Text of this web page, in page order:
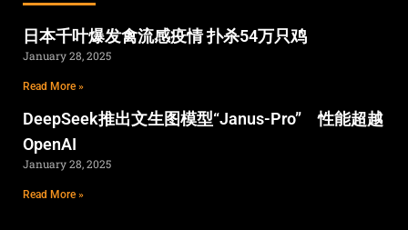
日本千叶爆发禽流感疫情 扑杀54万只鸡
January 28, 2025
Read More »
DeepSeek推出文生图模型“Janus-Pro” 性能超越
OpenAI
January 28, 2025
Read More »